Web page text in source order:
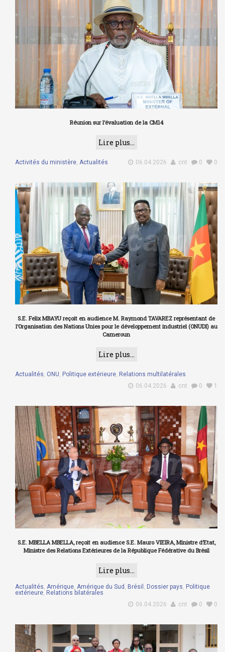
Réunion sur l’évaluation de la CM14
Lire plus...
Activités du ministère, Actualités 06.04.2026 cnt 0 0
S.E. Felix MBAYU reçoit en audience M. Raymond TAVAREZ représentant de
l’Organisation des Nations Unies pour le développement industriel (ONUDI) au
Cameroun
Lire plus...
Actualités, ONU, Politique extérieure, Relations multilatérales
06.04.2026
cnt 0 1
S.E. MBELLA MBELLA, reçoit en audience S.E. Mauro VIEIRA, Ministre d’Etat,
Ministre des Relations Extérieures de la République Fédérative du Brésil
Lire plus...
Actualités Amérique Amérique du Sud Brésil Dossier pays Politique
extérieure Relations bilatérales
06.04.2026
cnt 0 0